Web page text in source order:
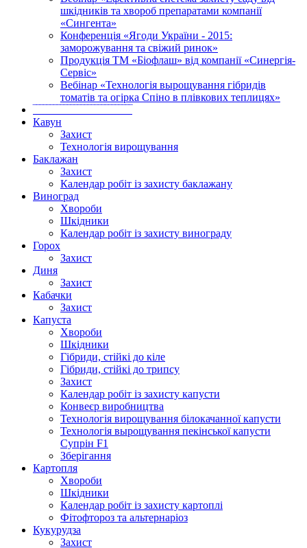
шкідників та хвороб препаратами компанії
«Сингента»
Конференція «Ягоди України - 2015:
заморожування та свіжий ринок»
Продукція ТМ «Біофлаш» від компанії «Синергія-
Сервіс»
Вебінар «Технологія вырощування гібридів
томатів та огірка Спіно в плівкових теплицях»
Кавун
Захист
Технологія вирощування
Баклажан
Захист
Календар робіт із захисту баклажану
Виноград
Хвороби
Шкідники
Календар робіт із захисту винограду
Горох
Захист
Диня
Захист
Кабачки
Захист
Капуста
Хвороби
Шкідники
Гібриди, стійкі до кіле
Гібриди, стійкі до трипсу
Захист
Календар робіт із захисту капусти
Конвеєр виробництва
Технологія вирощування білокачанної капусти
Технологія вырощування пекінської капусти
Супрін F1
Зберігання
Картопля
Хвороби
Шкідники
Календар робіт із захисту картоплі
Фітофтороз та альтернаріоз
Кукурудза
Захист